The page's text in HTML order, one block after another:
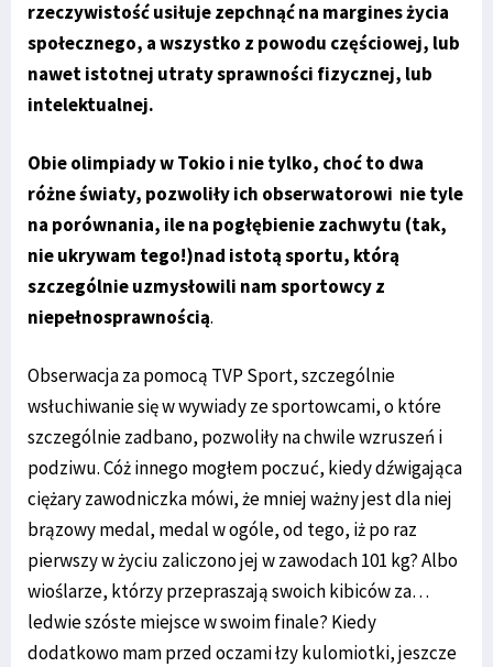
rzeczywistość usiłuje zepchnąć na margines życia
społecznego, a wszystko z powodu częściowej, lub
nawet istotnej utraty sprawności fizycznej, lub
intelektualnej.
Obie olimpiady w Tokio i nie tylko, choć to dwa
różne światy, pozwoliły ich obserwatorowi nie tyle
na porównania, ile na pogłębienie zachwytu (tak,
nie ukrywam tego!)nad istotą sportu, którą
szczególnie uzmysłowili nam sportowcy z
niepełnosprawnością.
Obserwacja za pomocą TVP Sport, szczególnie
wsłuchiwanie się w wywiady ze sportowcami, o które
szczególnie zadbano, pozwoliły na chwile wzruszeń i
podziwu. Cóż innego mogłem poczuć, kiedy dźwigająca
ciężary zawodniczka mówi, że mniej ważny jest dla niej
brązowy medal, medal w ogóle, od tego, iż po raz
pierwszy w życiu zaliczono jej w zawodach 101 kg? Albo
wioślarze, którzy przepraszają swoich kibiców za…
ledwie szóste miejsce w swoim finale? Kiedy
dodatkowo mam przed oczami łzy kulomiotki, jeszcze